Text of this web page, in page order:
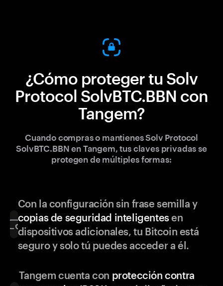
¿Cómo proteger tu Solv
Protocol SolvBTC.BBN con
Tangem?
Cuando compras o mantienes Solv Protocol
SolvBTC.BBN en Tangem, tus claves privadas se
protegen de múltiples formas:
Con la configuración sin frase semilla y
copias de seguridad inteligentesen
dispositivos adicionales, tu Bitcoin está
seguro y solo tú puedes acceder a él.
Tangem cuenta con protección contra